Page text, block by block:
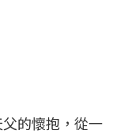
的懷抱，從一